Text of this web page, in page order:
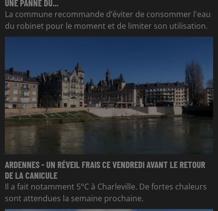
UNE PANNE DU...
La commune recommande d’éviter de consommer l'eau
du robinet pour le moment et de limiter son utilisation.
ARDENNES - UN RÉVEIL FRAIS CE VENDREDI AVANT LE RETOUR
DE LA CANICULE
Il a fait notamment 5°C à Charleville. De fortes chaleurs
sont attendues la semaine prochaine.